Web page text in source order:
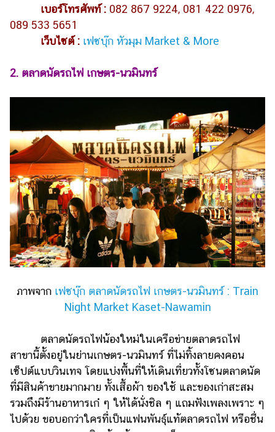
เบอร์โทรศัพท์ : 082 867 9224, 081 422 0976,
089 533 5651
เว็บไซต์ : เฟซบุ๊ก หัวมุม Market & More
2. ตลาดนัดรถไฟ เกษตร-นวมินทร์
ภาพจาก เฟซบุ๊ก ตลาดนัดรถไฟ เกษตร-นวมินทร์ : Train
Night Market Kaset-Nawamin
ตลาดนัดรถไฟน้องใหม่ในเครือข่ายตลาดรถไฟ
สาขานี้ตั้งอยู่ในย่านเกษตร-นวมินทร์ ที่ไม่ทิ้งลายคงคอน
เซ็ปต์แบบวินเทจ โดยแบ่งพื้นที่ให้เดินเที่ยวทั้งโซนตลาดนัด
ที่มีสินค้าขายมากมาย ทั้งเสื้อผ้า ของใช้ และของเก่าสะสม
รวมถึงมีร้านอาหารเก๋ ๆ ให้ได้นั่งชิล ๆ แถมฟังเพลงเพราะ ๆ
ไปด้วย ขอบอกว่าใครที่เป็นแฟนพันธุ์แท้ตลาดรถไฟ หรือชื่น